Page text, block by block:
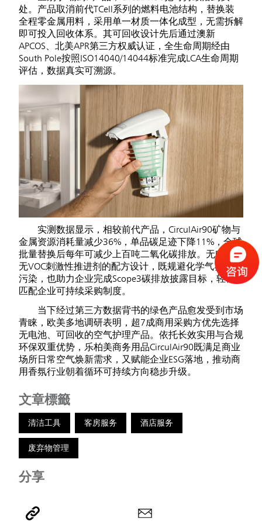
处。产品取消前代TCell系列的燃料电池结构，替换装
全程零金属用料，采用单一材质一体化成型，无需拆解
即可投入回收体系。其可回收设计先后通过澳新
APCOS、北美APR第三方权威认证，全生命周期经由
South Pole按照ISO14040/14044标准完成LCA生命周期
评估，数据真实可溯源。
实测数据显示，相较前代产品，CirculAir90矿物与
金属资源消耗量减少36%，单品碳足迹下降11%，全球
批量替换后每年可减少上百吨二氧化碳排放。无电池、
无VOC刺激性推进剂的配方设计，既规避化学气雾喷溅
污染，也助力企业完成Scope3碳排放披露目标，轻松
匹配企业可持续采购制度。
当下经过第三方数据背书的绿色产品愈发受到市场
青睐，欧美多地调研表明，超7成商用采购方优先选择
无电池、可回收的空气护理产品。依托长效实用与合规
环保双重优势，乐柏美商务用品CirculAir90既满足商业
场所日常空气焕新需求，又赋能企业ESG落地，推动商
用香氛行业朝着循环可持续方向稳步升级。
文章標籤
清洁工具 客房服务 酒店服务
废弃物管理
分享